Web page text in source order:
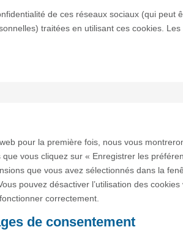
de ces réseaux sociaux (qui peut
traitées en utilisant ces cookies.
pour la première fois, nous vous
vous cliquez sur « Enregistrer les
que vous avez sélectionnés dans la
pouvez désactiver l’utilisation des
correctement.
de consentement